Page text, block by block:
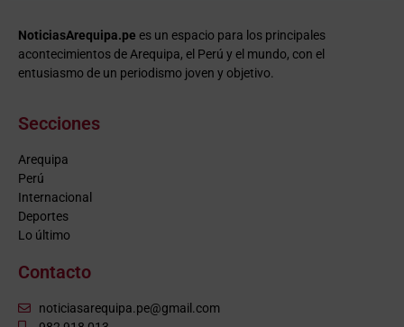
NoticiasArequipa.pe es un espacio para los principales
acontecimientos de Arequipa, el Perú y el mundo, con el
entusiasmo de un periodismo joven y objetivo.
Secciones
Arequipa
Perú
Internacional
Deportes
Lo último
Contacto
noticiasarequipa.pe@gmail.com